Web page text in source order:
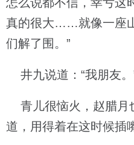
真的很大……就像一座
们解了围。”
井九说道：“我朋友。
青儿很恼火，赵腊月
道，用得着在这时候插